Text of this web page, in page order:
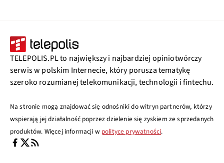
TELEPOLIS.PL to największy i najbardziej opiniotwórczy
serwis w polskim Internecie, który porusza tematykę
szeroko rozumianej telekomunikacji, technologii i fintechu.
Na stronie mogą znajdować się odnośniki do witryn partnerów, którzy
wspierają jej działalność poprzez dzielenie się zyskiem ze sprzedanych
produktów. Więcej informacji w polityce prywatności.